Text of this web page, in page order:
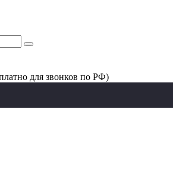
для звонков по РФ)